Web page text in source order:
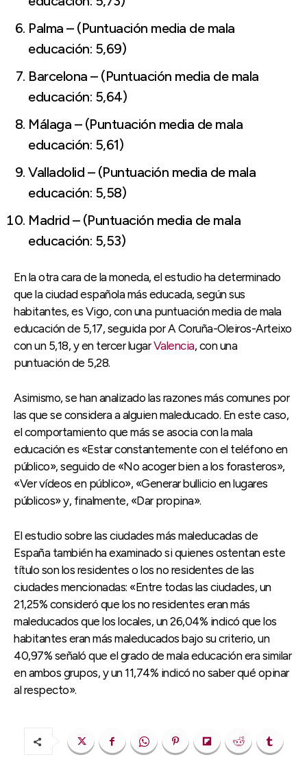
Palma – (Puntuación media de mala
educación: 5,69)
Barcelona – (Puntuación media de mala
educación: 5,64)
Málaga – (Puntuación media de mala
educación: 5,61)
Valladolid – (Puntuación media de mala
educación: 5,58)
Madrid – (Puntuación media de mala
educación: 5,53)
En la otra cara de la moneda, el estudio ha determinado
que la ciudad española más educada, según sus
habitantes, es Vigo, con una puntuación media de mala
educación de 5,17, seguida por A Coruña-Oleiros-Arteixo
con un 5,18, y en tercer lugarValencia, con una
puntuación de 5,28.
Asimismo, se han analizado las razones más comunes por
las que se considera a alguien maleducado. En este caso,
el comportamiento que más se asocia con la mala
educación es «Estar constantemente con el teléfono en
público», seguido de «No acoger bien a los forasteros»,
«Ver vídeos en público», «Generar bullicio en lugares
públicos» y, finalmente, «Dar propina».
El estudio sobre las ciudades más maleducadas de
España también ha examinado si quienes ostentan este
título son los residentes o los no residentes de las
ciudades mencionadas: «Entre todas las ciudades, un
21,25% consideró que los no residentes eran más
maleducados que los locales, un 26,04% indicó que los
habitantes eran más maleducados bajo su criterio, un
40,97% señaló que el grado de mala educación era similar
en ambos grupos, y un 11,74% indicó no saber qué opinar
al respecto».